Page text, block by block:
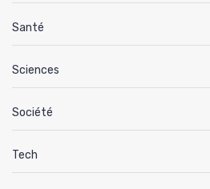
Santé
Sciences
Société
Tech